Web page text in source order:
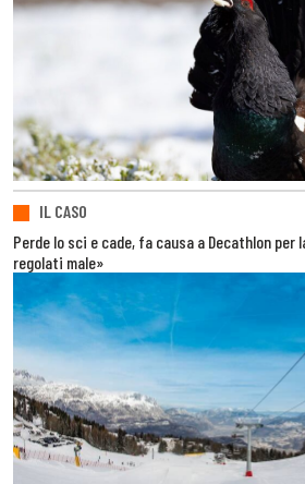
IL CASO
Perde lo sci e cade, fa causa a Decathlon per
regolati male»